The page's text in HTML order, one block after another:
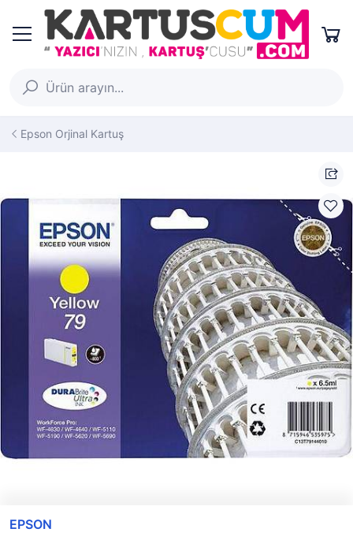
Epson Orjinal Kartuş
EPSON